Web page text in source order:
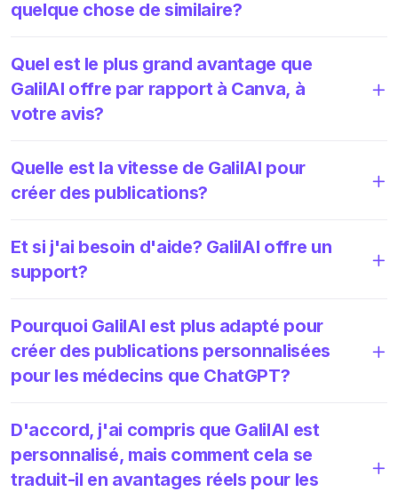
quelque chose de similaire?
Quel est le plus grand avantage que
GalilAI offre par rapport à Canva, à
votre avis?
Quelle est la vitesse de GalilAI pour
créer des publications?
Et si j'ai besoin d'aide? GalilAI offre un
support?
Pourquoi GalilAI est plus adapté pour
créer des publications personnalisées
pour les médecins que ChatGPT?
D'accord, j'ai compris que GalilAI est
personnalisé, mais comment cela se
traduit-il en avantages réels pour les